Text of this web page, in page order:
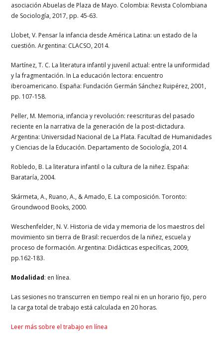
asociación Abuelas de Plaza de Mayo. Colombia: Revista Colombiana
de Sociología, 2017, pp. 45-63.
Llobet, V. Pensar la infancia desde América Latina: un estado de la
cuestión. Argentina: CLACSO, 2014.
Martínez, T. C. La literatura infantil y juvenil actual: entre la uniformidad
y la fragmentación. In La educación lectora: encuentro
iberoamericano. España: Fundación Germán Sánchez Ruipérez, 2001,
pp. 107-158.
Peller, M. Memoria, infancia y revolución: reescrituras del pasado
reciente en la narrativa de la generación de la post-dictadura.
Argentina: Universidad Nacional de La Plata. Facultad de Humanidades
y Ciencias de la Educación. Departamento de Sociología, 2014.
Robledo, B. La literatura infantil o la cultura de la niñez. España:
Barataría, 2004.
Skármeta, A., Ruano, A., & Amado, E. La composición. Toronto:
Groundwood Books, 2000.
Weschenfelder, N. V. Historia de vida y memoria de los maestros del
movimiento sin tierra de Brasil: recuerdos de la niñez, escuela y
proceso de formación. Argentina: Didácticas específicas, 2009,
pp.162-183.
Modalidad: en línea.
Las sesiones no transcurren en tiempo real ni en un horario fijo, pero
la carga total de trabajo está calculada en 20 horas.
Leer más sobre el trabajo en línea